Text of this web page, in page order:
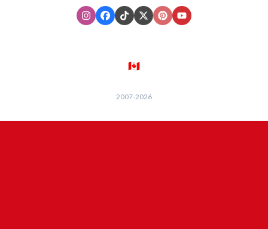
InstagramFacebook
TikTokXTwitter
PinterestYoutube
🇨🇦
2007-2026